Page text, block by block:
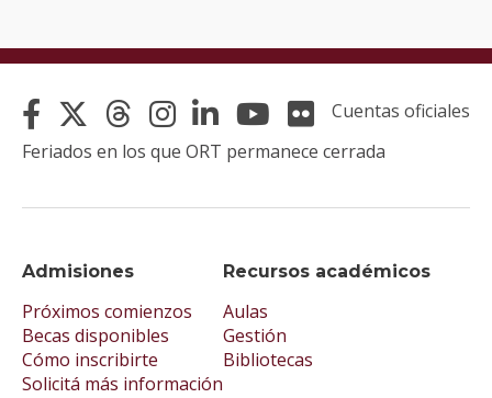
Admisiones
Próximos comienzos
Becas disponibles
Cómo inscribirte
Solicitá más información
Recursos académicos
Aulas
Gestión
Bibliotecas
Cuentas oficiales
Feriados en los que ORT permanece cerrada